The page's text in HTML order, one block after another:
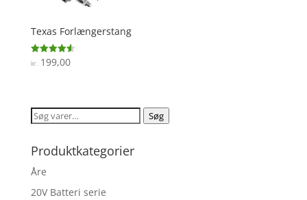
Texas Forlængerstang
Vurderet
4.6
kr.199,00
Søg
Søg
Produktkategorier
Åre
20V Batteri serie